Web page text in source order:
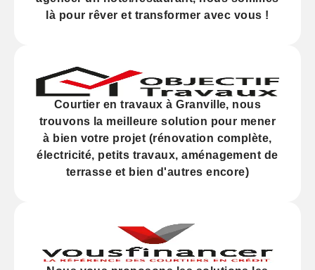
là pour rêver et transformer avec vous !
Courtier en travaux à Granville, nous
trouvons la meilleure solution pour mener
à bien votre projet (rénovation complète,
électricité, petits travaux, aménagement de
terrasse et bien d'autres encore)